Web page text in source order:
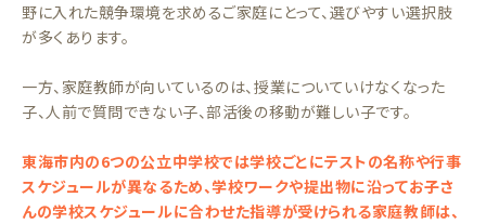
野に入れた競争環境を求めるご家庭にとって、選びやすい選択肢
が多くあります。
一方、家庭教師が向いているのは、授業についていけなくなった
子、人前で質問できない子、部活後の移動が難しい子です。
東海市内の6つの公立中学校では学校ごとにテストの名称や行事
スケジュールが異なるため、学校ワークや提出物に沿ってお子さ
んの学校スケジュールに合わせた指導が受けられる家庭教師は、